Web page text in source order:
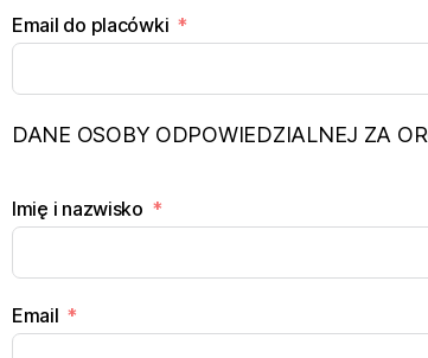
Email do placówki
DANE OSOBY ODPOWIEDZIALNEJ ZA
Imię i nazwisko
Email